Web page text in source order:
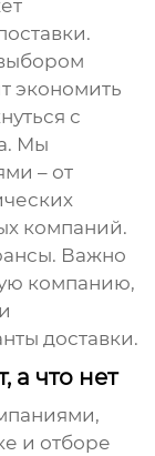
экономить
с
Мы
– от
компаний.
Важно
компанию,
доставки.
а что нет
и отборе